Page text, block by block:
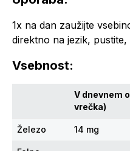
1x na dan zaužijte
direktno na jezik,
Vsebnost:
V dnevnem
vrečka)
Železo 14 mg